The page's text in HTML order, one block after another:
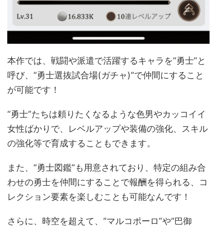
本作では、戦闘や派遣で活躍するキャラを“勇士”と
呼び、“勇士選抜試合場(ガチャ)”で仲間にすること
が可能です！
“勇士”たちは頼りたくなるような色男やカッコイイ
女性ばかりで、レベルアップや装備の強化、スキル
の強化等で育成することもできます。
また、“勇士図鑑”も用意されており、特定の組み合
わせの勇士を仲間にすることで報酬を得られる、コ
レクション要素を楽しむことも可能なんです！
さらに、時空を超えて、“マルコポーロ”や“巴御